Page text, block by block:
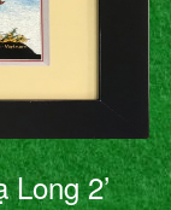
Long 2’